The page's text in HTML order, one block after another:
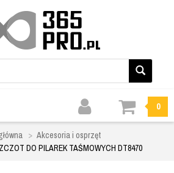
0
Akcesoria i osprzęt
DO PILAREK TAŚMOWYCH DT8470